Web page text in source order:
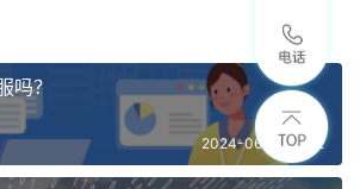
吗？
2024-06-18 11:32